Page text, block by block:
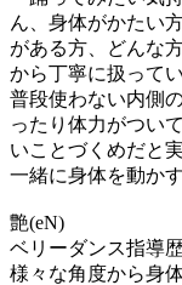
ん、身体がかたい
がある方、どんな
から丁寧に扱って
普段使わない内側
ったり体力がつい
いことづくめだと
一緒に身体を動か
艶(eN)
ベリーダンス指導歴
様々な角度から身